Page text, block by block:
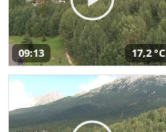
09:13 17,2 °C